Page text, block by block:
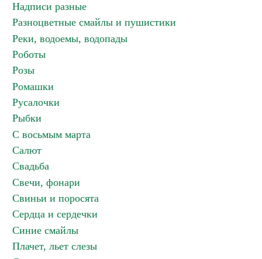
Надписи разные
Разноцветные смайлы и пушистики
Реки, водоемы, водопады
Роботы
Розы
Ромашки
Русалочки
Рыбки
С восьмым марта
Салют
Свадьба
Свечи, фонари
Свиньи и поросята
Сердца и сердечки
Синие смайлы
Плачет, льет слезы